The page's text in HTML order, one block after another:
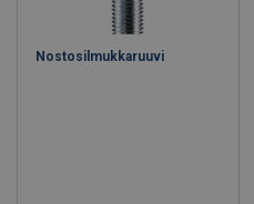
Nostosilmukkaruuvi